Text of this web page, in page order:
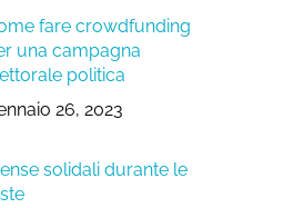
fare crowdfunding
una campagna
politica
26, 2023
solidali durante le